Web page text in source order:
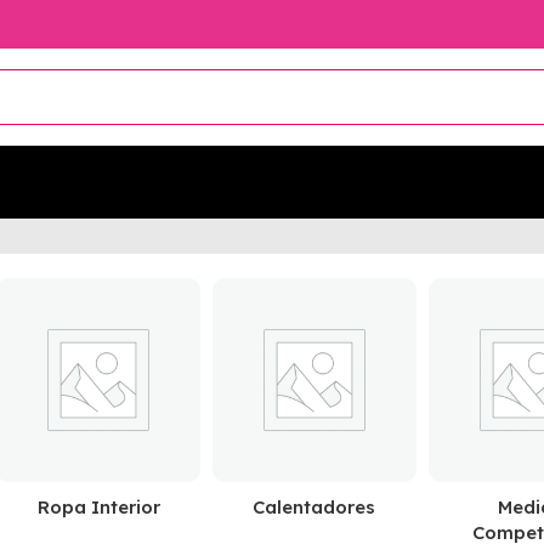
Ropa Interior Calentadores